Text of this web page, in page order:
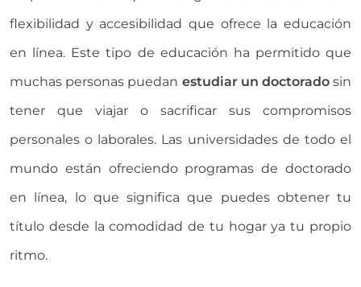
flexibilidad y accesibilidad que ofrece la educación
en línea. Este tipo de educación ha permitido que
muchas personas puedan estudiar un doctoradosin
tener que viajar o sacrificar sus compromisos
personales o laborales. Las universidades de todo el
mundo están ofreciendo programas de doctorado
en línea, lo que significa que puedes obtener tu
título desde la comodidad de tu hogar ya tu propio
ritmo.